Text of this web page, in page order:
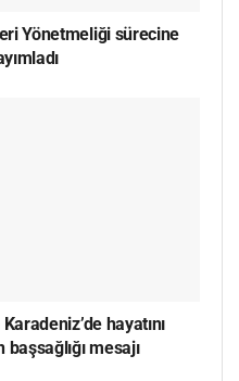
Yönetmeliği sürecine
hayatını
mesajı